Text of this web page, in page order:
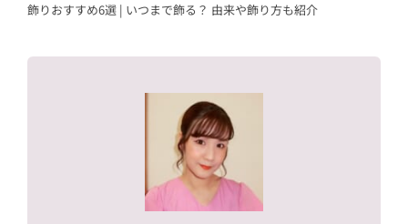
飾りおすすめ6選 | いつまで飾る？ 由来や飾り方も紹介